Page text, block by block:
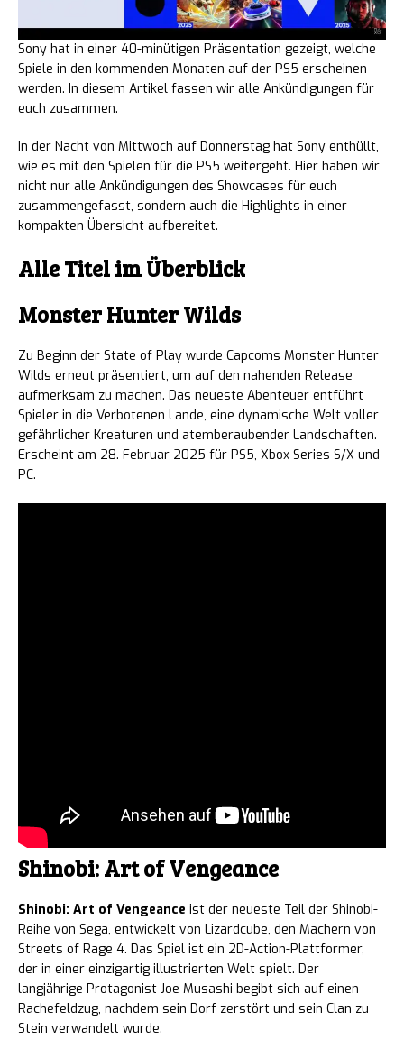
Sony hat in einer 40-minütigen Präsentation gezeigt, welche
Spiele in den kommenden Monaten auf der PS5 erscheinen
werden. In diesem Artikel fassen wir alle Ankündigungen für
euch zusammen.
In der Nacht von Mittwoch auf Donnerstag hat Sony enthüllt,
wie es mit den Spielen für die PS5 weitergeht. Hier haben wir
nicht nur alle Ankündigungen des Showcases für euch
zusammengefasst, sondern auch die Highlights in einer
kompakten Übersicht aufbereitet.
Alle Titel im Überblick
Monster Hunter Wilds
Zu Beginn der State of Play wurde Capcoms Monster Hunter
Wilds erneut präsentiert, um auf den nahenden Release
aufmerksam zu machen. Das neueste Abenteuer entführt
Spieler in die Verbotenen Lande, eine dynamische Welt voller
gefährlicher Kreaturen und atemberaubender Landschaften.
Erscheint am 28. Februar 2025 für PS5, Xbox Series S/X und
PC.
Shinobi: Art of Vengeance
Shinobi: Art of Vengeance ist der neueste Teil der Shinobi-
Reihe von Sega, entwickelt von Lizardcube, den Machern von
Streets of Rage 4. Das Spiel ist ein 2D-Action-Plattformer,
der in einer einzigartig illustrierten Welt spielt. Der
langjährige Protagonist Joe Musashi begibt sich auf einen
Rachefeldzug, nachdem sein Dorf zerstört und sein Clan zu
Stein verwandelt wurde.